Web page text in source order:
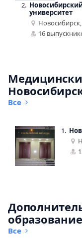
2.
университет
16
Все
1.
Все